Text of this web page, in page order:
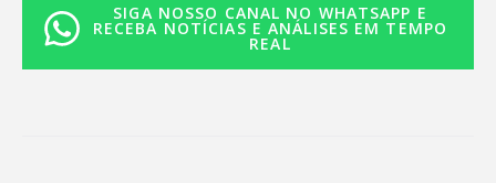
SIGA NOSSO CANAL NO WHATSAPP E
RECEBA NOTÍCIAS E ANÁLISES EM TEMPO
REAL